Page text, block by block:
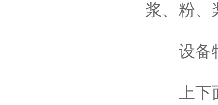
浆、粉、
设备
上下面